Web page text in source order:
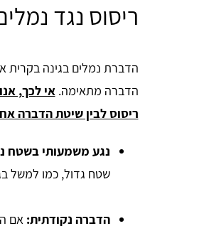
ריסוס נגד
הדברת נמלים בגינה
הדברה מתאימה.אי לכך,
ריסוס לבין שיטת הדברה
נגע משמעותי בשטח
שטח גדול, כמו למשל
הדברה נקודתית: אם